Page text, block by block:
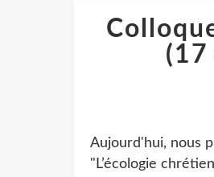
Aujourd'hui, nous
"L’écologie